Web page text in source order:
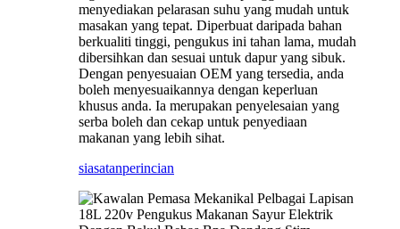
menyediakan pelarasan suhu yang mudah untuk
masakan yang tepat. Diperbuat daripada bahan
berkualiti tinggi, pengukus ini tahan lama, mudah
dibersihkan dan sesuai untuk dapur yang sibuk.
Dengan penyesuaian OEM yang tersedia, anda
boleh menyesuaikannya dengan keperluan
khusus anda. Ia merupakan penyelesaian yang
serba boleh dan cekap untuk penyediaan
makanan yang lebih sihat.
siasatanperincian